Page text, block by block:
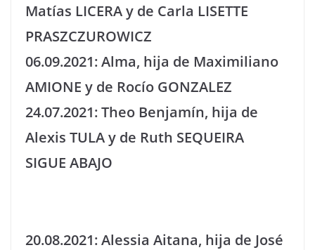
Matías LICERA y de Carla LISETTE
PRASZCZUROWICZ
06.09.2021: Alma, hija de Maximiliano
AMIONE y de Rocío GONZALEZ
24.07.2021: Theo Benjamín, hija de
Alexis TULA y de Ruth SEQUEIRA
SIGUE ABAJO
20.08.2021: Alessia Aitana, hija de José